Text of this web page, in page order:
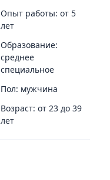
Опыт работы: от 5
лет
Образование:
среднее
специальное
Пол: мужчина
Возраст: от 23 до 39
лет